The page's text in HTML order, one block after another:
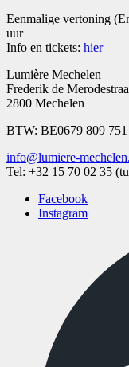
Eenmalige vertoning
uur
Info en tickets: hier
Lumière Mechelen
Frederik de
2800 Mechelen
BTW: BE0679 809 751
info@lumiere-
Tel: +32 15 70 02 35
Facebook
Instagram